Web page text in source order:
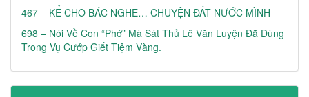
467 – KỂ CHO BÁC NGHE… CHUYỆN ĐẤT NƯỚC MÌNH
698 – Nói Về Con “phớ” Mà Sát Thủ Lê Văn Luyện Đã Dùng
Trong Vụ Cướp Giết Tiệm Vàng.